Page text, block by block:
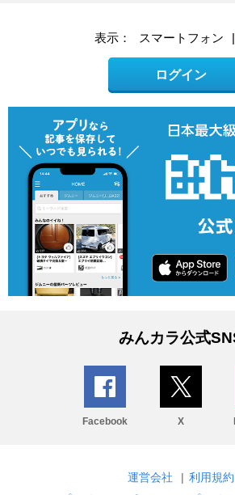
表示： スマートフォン |
ログイン
みんカラ公式
Facebook X
運営会社 | 利用規約